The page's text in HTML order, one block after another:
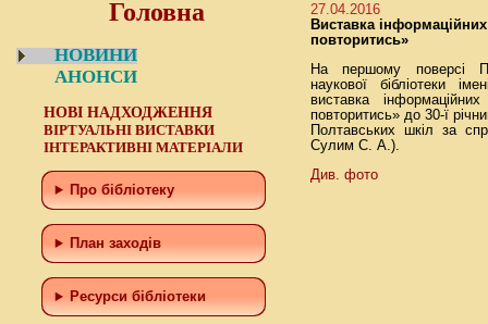
Головна
НОВИНИ
АНОНСИ
НОВІ НАДХОДЖЕННЯ
ВІРТУАЛЬНІ ВИСТАВКИ
ІНТЕРАКТИВНІ МАТЕРІАЛИ
Про бібліотеку
План заходів
Ресурси бібліотеки
27.04.2016
Виставка
повторитись»
На першому поверсі
наукової бібліотеки
виставка
повторитись» до 30-ї
Полтавських шкіл за
Сулим С. А.).
Див. фото